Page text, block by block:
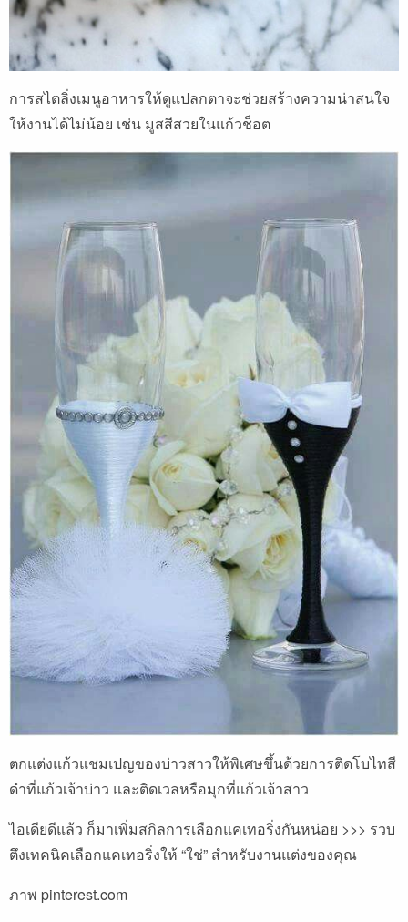
การสไตลิ่งเมนูอาหารให้ดูแปลกตาจะช่วยสร้างความน่าสนใจ
ให้งานได้ไม่น้อย เช่น มูสสีสวยในแก้วช็อต
ตกแต่งแก้วแชมเปญของบ่าวสาวให้พิเศษขึ้นด้วยการติดโบไทสี
ดำที่แก้วเจ้าบ่าว และติดเวลหรือมุกที่แก้วเจ้าสาว
ไอเดียดีแล้ว ก็มาเพิ่มสกิลการเลือกแคเทอริ่งกันหน่อย >>> รวบ
ตึงเทคนิคเลือกแคเทอริ่งให้ “ใช่” สำหรับงานแต่งของคุณ
ภาพ pinterest.com